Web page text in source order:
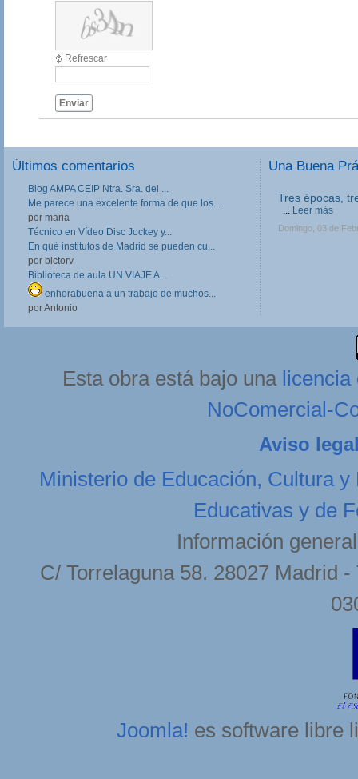
Refrescar
Enviar
Últimos comentarios
Blog AMPA CEIP Ntra. Sra. del ...
Me parece una excelente forma de que los...
por maria
Técnico en Vídeo Disc Jockey y...
En qué institutos de Madrid se pueden cu...
por bictorv
Biblioteca de aula UN VIAJE A...
enhorabuena a un trabajo de muchos...
por Antonio
Una Buena
Tres épocas,
... Leer más
Domingo, 03 de
Esta obra está bajo una licencia
NoComercial-
Aviso
Ministerio de Educación, Cultura y
Educativas y de
Información
C/ Torrelaguna 58. 28027 Madrid
Joomla! es software libre